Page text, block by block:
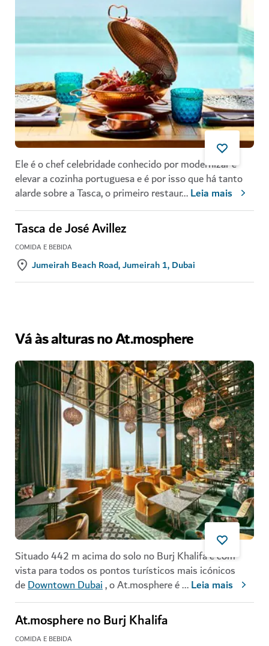
Ele é o chef celebridade conhecido por modernizar e
elevar a cozinha portuguesa e é por isso que há tanto
alarde sobre a Tasca, o primeiro restaur...Leia mais
Tasca de José Avillez
COMIDA E BEBIDA
Jumeirah Beach Road, Jumeirah 1, Dubai
Vá às alturas no At.mosphere
Situado 442 m acima do solo no Burj Khalifa e com
vista para todos os pontos turísticos mais icónicos
deDowntown Dubai, o At.mosphere é...Leia mais
At.mosphere no Burj Khalifa
COMIDA E BEBIDA